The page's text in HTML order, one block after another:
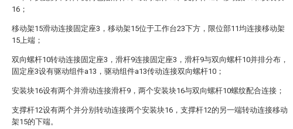
16；
移动架15滑动连接固定座3，移动架15位于工作台23下方，限位部11均连接移动架
15上端；
双向螺杆10转动连接固定座3，滑杆9连接固定座3，滑杆9与双向螺杆10并排分布，
固定座3设有驱动组件a13，驱动组件a13传动连接双向螺杆10；
安装块16设有两个并滑动连接滑杆9，两个安装块16与双向螺杆10螺纹配合连接；
支撑杆12设有两个并分别转动连接两个安装块16，支撑杆12的另一端转动连接移动
架15的下端。